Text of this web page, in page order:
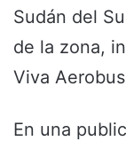
Sudán del
de la zona,
Viva
En una